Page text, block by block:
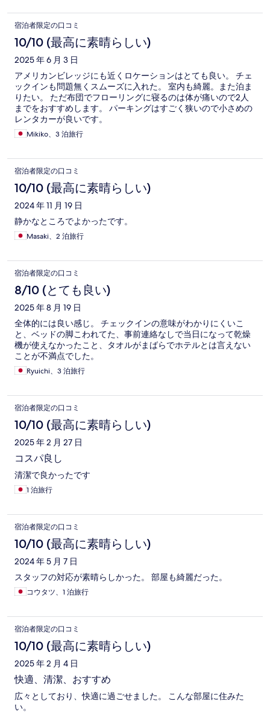
宿泊者限定の口コミ
10/10 (最高に素晴らしい)
2025 年 6 月 3 日
アメリカンビレッジにも近くロケーションはとても良い。 チェ
ックインも問題無くスムーズに入れた。 室内も綺麗。また泊ま
りたい。 ただ布団でフローリングに寝るのは体が痛いので2人
までをおすすめします。 パーキングはすごく狭いので小さめの
レンタカーが良いです。
Mikiko、3 泊旅行
宿泊者限定の口コミ
10/10 (最高に素晴らしい)
2024 年 11 月 19 日
静かなところでよかったです。
Masaki、2 泊旅行
宿泊者限定の口コミ
8/10 (とても良い)
2025 年 8 月 19 日
全体的には良い感じ。 チェックインの意味がわかりにくいこ
と、ベッドの脚こわれてた、事前連絡なしで当日になって乾燥
機が使えなかったこと、タオルがまばらでホテルとは言えない
ことが不満点でした。
Ryuichi、3 泊旅行
宿泊者限定の口コミ
10/10 (最高に素晴らしい)
2025 年 2 月 27 日
コスパ良し
清潔で良かったです
1 泊旅行
宿泊者限定の口コミ
10/10 (最高に素晴らしい)
2024 年 5 月 7 日
スタッフの対応が素晴らしかった。 部屋も綺麗だった。
コウタツ、1 泊旅行
宿泊者限定の口コミ
10/10 (最高に素晴らしい)
2025 年 2 月 4 日
快適、清潔、おすすめ
広々としており、快適に過ごせました。 こんな部屋に住みた
い。